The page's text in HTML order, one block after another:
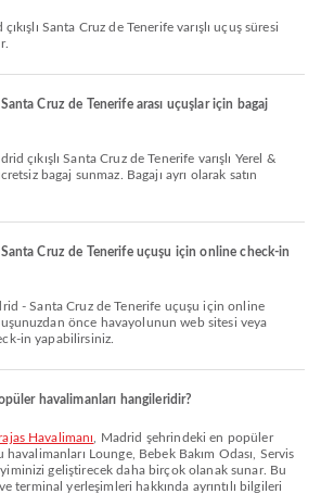
Cruz de Tenerife arası uçuşlar için bagaj
bagaj sunmaz. Bagajı ayrı olarak satın
Cruz de Tenerife uçuşu için online check-in
önce havayolunun web sitesi veya
in yapabilirsiniz.
havalimanları hangileridir?
Havalimanı
, Madrid şehrindeki en popüler
havalimanları Lounge, Bebek Bakım Odası, Servis
geliştirecek daha birçok olanak sunar. Bu
terminal yerleşimleri hakkında ayrıntılı bilgileri